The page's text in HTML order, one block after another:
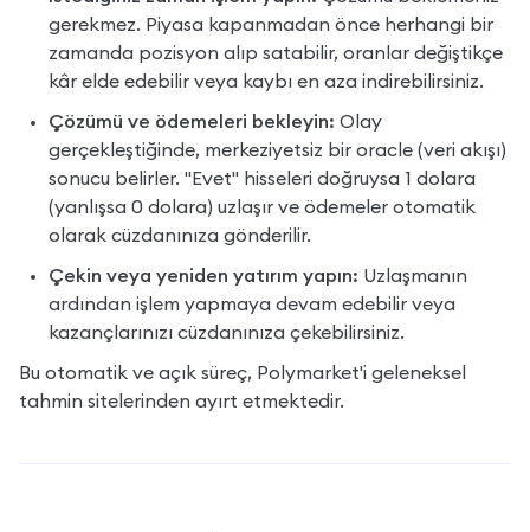
gerekmez. Piyasa kapanmadan önce herhangi bir
zamanda pozisyon alıp satabilir, oranlar değiştikçe
kâr elde edebilir veya kaybı en aza indirebilirsiniz.
Çözümü ve ödemeleri bekleyin: Olay
gerçekleştiğinde, merkeziyetsiz bir oracle (veri akışı)
sonucu belirler. "Evet" hisseleri doğruysa 1 dolara
(yanlışsa 0 dolara) uzlaşır ve ödemeler otomatik
olarak cüzdanınıza gönderilir.
Çekin veya yeniden yatırım yapın: Uzlaşmanın
ardından işlem yapmaya devam edebilir veya
kazançlarınızı cüzdanınıza çekebilirsiniz.
Bu otomatik ve açık süreç, Polymarket'i geleneksel
tahmin sitelerinden ayırt etmektedir.